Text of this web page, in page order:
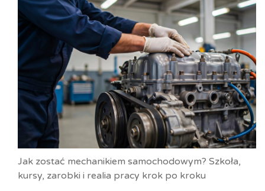
Jak zostać mechanikiem samochodowym? Szkoła,
kursy, zarobki i realia pracy krok po kroku